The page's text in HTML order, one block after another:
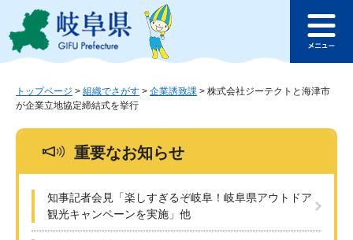
ジ
ュ
このページの本文へ
ュ
トップページ > 組織でさがす > 企業誘致課 > 株式会社ジーテクトと海津市
が企業立地協定締結式を挙行
重要なお知らせ
知事記者会見「楽しすぎるぞ岐阜！岐阜県アウトドア
観光キャンペーンを実施」他